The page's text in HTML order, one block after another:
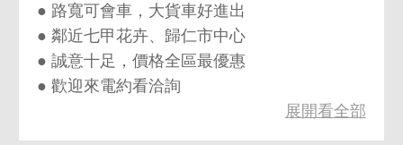
● 路寬可會車，大貨車好進出
● 鄰近七甲花卉、歸仁市中心
● 誠意十足，價格全區最優惠
● 歡迎來電約看洽詢
展開看全部